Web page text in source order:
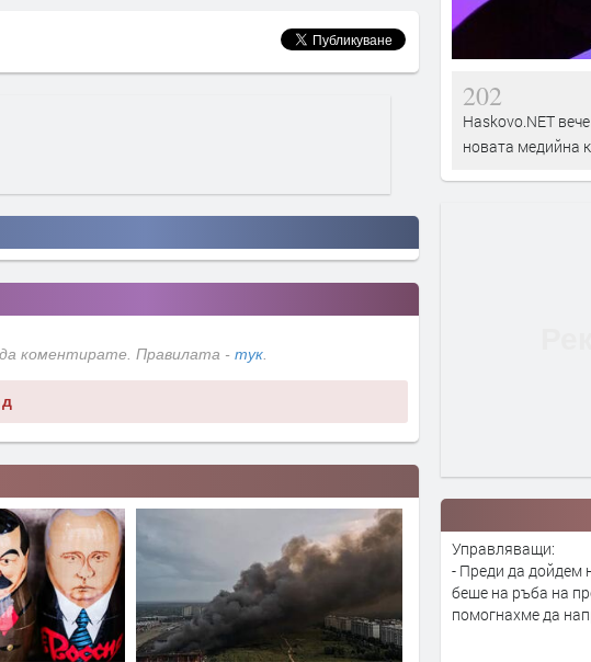
коментирате. Правилата - тук
202
Haskovo.NET
новата медийна
Управляващи:
- Преди да дойдем
беше на ръба на
помогнахме да